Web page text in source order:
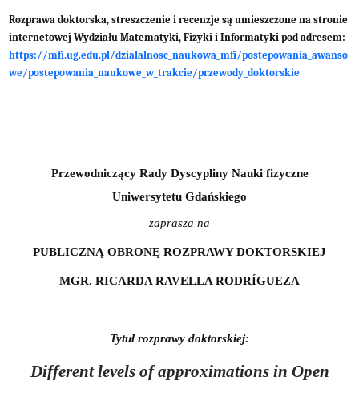
Rozprawa doktorska, streszczenie i recenzje są umieszczone na stronie
internetowej Wydziału Matematyki, Fizyki i Informatyki pod adresem:
https://mfi.ug.edu.pl/dzialalnosc_naukowa_mfi/postepowania_awanso
we/postepowania_naukowe_w_trakcie/przewody_doktorskie
Przewodniczący Rady Dyscypliny Nauki fizyczne
Uniwersytetu Gdańskiego
zaprasza na
PUBLICZNĄ OBRONĘ ROZPRAWY DOKTORSKIEJ
MGR. RICARDA RAVELLA RODRÍGUEZA
Tytuł rozprawy doktorskiej:
Different levels of approximations in Open